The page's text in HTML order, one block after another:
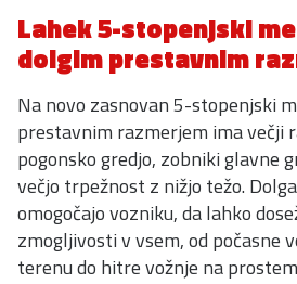
Lahek 5-stopenjski
dolgim prestavnim
Na novo zasnovan 5-stopenjski
prestavnim razmerjem ima večji
pogonsko gredjo, zobniki glavne
večjo trpežnost z nižjo težo.
omogočajo vozniku, da lahko
zmogljivosti v vsem, od počasne
terenu do hitre vožnje na